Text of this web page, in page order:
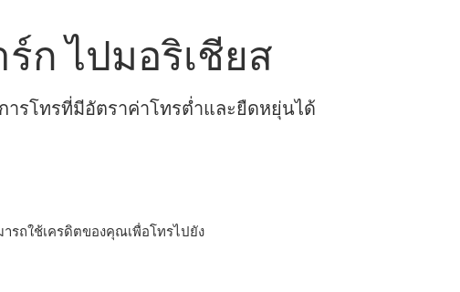
ก ไปมอริเชียส
ารโทรที่มีอัตราค่าโทรต่ำและยืดหยุ่นได้
รถใช้เครดิตของคุณเพื่อโทรไปยัง